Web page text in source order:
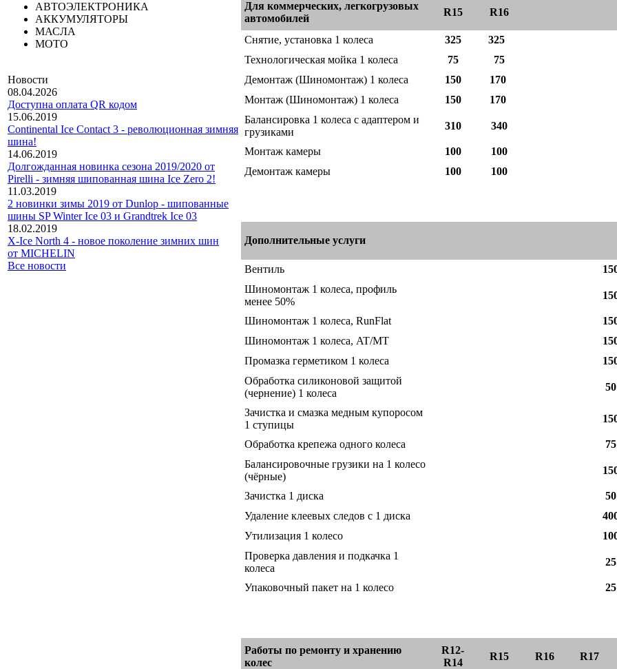
АВТОЭЛЕКТРОНИКА
АККУМУЛЯТОРЫ
МАСЛА
МОТО
Новости
08.04.2026
Доступна оплата QR кодом
15.06.2019
Continental Ice Contact 3 - революционная зимняя
шина!
14.06.2019
Долгожданная новинка сезона 2019/2020 от
Pirelli - зимняя шипованная шина Ice Zero 2!
11.03.2019
2 новинки зимы 2019 от Dunlop - шипованные
шины SP Winter Ice 03 и Grandtrek Ice 03
18.02.2019
X-Ice North 4 - новое поколение зимних шин
от MICHELIN
Все новости
Для коммерческих, легкогрузовых
автомобилей
R15 R16
Снятие, установка 1 колеса 325
325
Технологическая мойка 1 колеса
75
75
Демонтаж (Шиномонтаж) 1 колеса 150
170
Монтаж (Шиномонтаж) 1 колеса 150
170
Балансировка 1 колеса с адаптером и
грузиками
310 340
Монтаж камеры 100
100
Демонтаж камеры
100 100
Дополнительные услуги
Вентиль
Шиномонтаж 1 колеса, профиль
менее 50%
Шиномонтаж 1 колеса, RunFlat
Шиномонтаж 1 колеса, AT/MT
Промазка герметиком 1 колеса
Обработка силиконовой защитой
(чернение) 1 колеса
50
Зачистка и смазка медным купоросом
1 ступицы
Обработка крепежа одного колеса
75
Балансировочные грузики на 1 колесо
(чёрные)
Зачистка 1 диска
50
Удаление клеевых следов с 1 диска
Утилизация 1 колесо
Проверка давления и подкачка 1
колеса
25
Упаковочный пакет на 1 колесо 25
Работы по ремонту и хранению
колес
R12-
R14
R15 R16 R17